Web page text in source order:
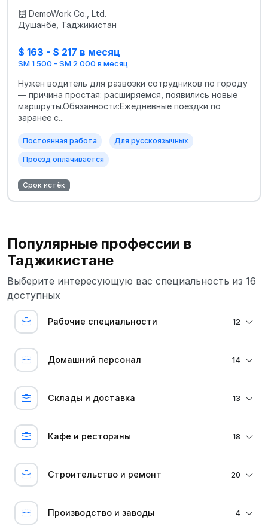
DemoWork Co., Ltd.
Душанбе, Таджикистан
$ 163 - $ 217 в месяц
SM 1 500 - SM 2 000 в месяц
Нужен водитель для развозки сотрудников по городу
— причина простая: расширяемся, появились новые
маршруты.Обязанности:Ежедневные поездки по
заранее с...
Постоянная работа Для русскоязычных
Проезд оплачивается
Срок истёк
Популярные профессии в
Таджикистане
Выберите интересующую вас специальность из 16
доступных
Рабочие специальности 12
Домашний персонал 14
Склады и доставка 13
Кафе и рестораны 18
Строительство и ремонт 20
Производство и заводы 4